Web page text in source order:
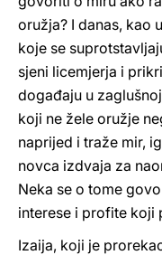
oružja? I danas, kao
koje se
sjeni licemjerja i
događaju u
koji ne žele oružje
naprijed i traže mir,
novca izdvaja za
Neka se o tome
interese i profite koji
Izaija, koji je